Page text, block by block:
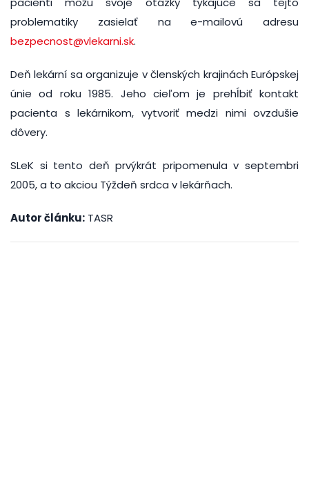
problematiky zasielať na e-mailovú adresu
bezpecnost@vlekarni.sk.
Deň lekární sa organizuje v členských krajinách Európskej
únie od roku 1985. Jeho cieľom je prehĺbiť kontakt
pacienta s lekárnikom, vytvoriť medzi nimi ovzdušie
dôvery.
SLeK si tento deň prvýkrát pripomenula v septembri
2005, a to akciou Týždeň srdca v lekárňach.
Autor článku: TASR